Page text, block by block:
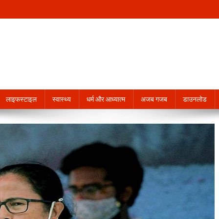
लाइफस्टाइल स्वास्थ्य धर्म और आध्यात्म अजब गजब डाउनलोड